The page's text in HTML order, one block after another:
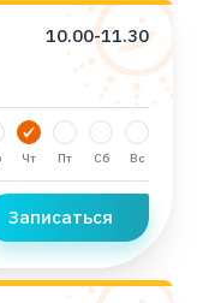
10.00-11.30
Чт Пт Сб Вс
Записаться